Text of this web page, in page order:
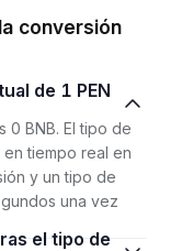
conversión
0 BNB. El tipo de
en tiempo real en
y un tipo de
una vez